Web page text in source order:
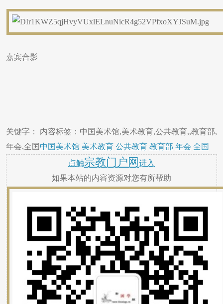
嘉宾合影
关键字： 内容标签：中国美术馆,美术教育,公共教育,,教育部,
年会,全国中国美术馆 美术教育 公共教育 教育部 年会 全国
点触宗教门户网 进入
如果本站的内容资源对您有所帮助